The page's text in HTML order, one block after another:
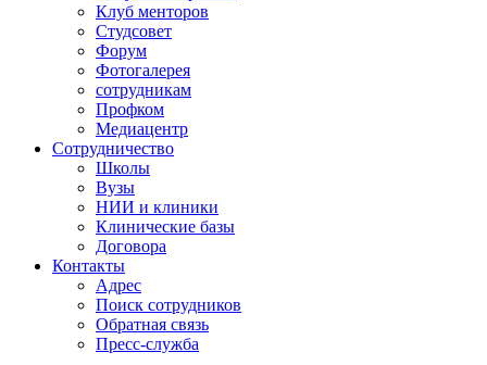
Клуб менторов
Студсовет
Форум
Фотогалерея
сотрудникам
Профком
Медиацентр
Сотрудничество
Школы
Вузы
НИИ и клиники
Клинические базы
Договора
Контакты
Адрес
Поиск сотрудников
Обратная связь
Пресс-служба